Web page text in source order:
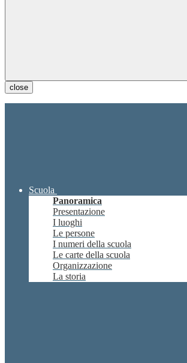
close
Scuola
Panoramica
Presentazione
I luoghi
Le persone
I numeri della scuola
Le carte della scuola
Organizzazione
La storia